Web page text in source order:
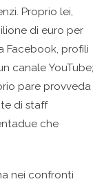
Proprio lei,
di euro per
Facebook, profili
canale YouTube;
pare provveda
di staff
che
nei confronti